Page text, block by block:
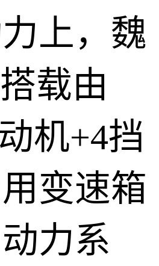
上，魏
载由
机+4挡
变速箱
力系